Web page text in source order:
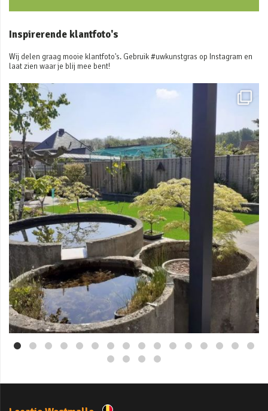
Inspirerende klantfoto's
Wij delen graag mooie klantfoto's. Gebruik #uwkunstgras op Instagram en
laat zien waar je blij mee bent!
Mei 3